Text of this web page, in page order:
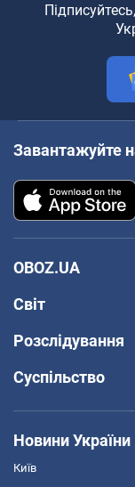
Завантажуйте
OBOZ.UA
Світ
Розслідування
Суспільство
Новини України
Київ